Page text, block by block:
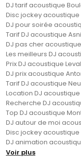
DJ tarif acoustique
Disc jockey
DJ pour soirée
Tarif DJ acoustique
DJ pas cher
Les meilleurs DJ
Prix DJ acoustique
DJ prix acoustique
Tarif DJ acoustique
Location DJ
Recherche DJ
Top DJ acoustique
DJ autour de moi
Disc jockey
DJ animation
Voir plus